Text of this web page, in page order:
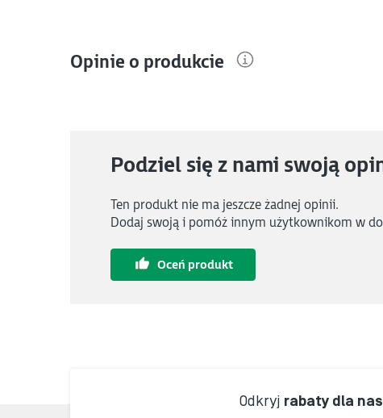
Opinie o produkcie
Podziel się z nami swoją
Ten produkt nie ma jeszcze żadnej opinii.
Dodaj swoją i pomóż innym użytkownikom w
Oceń produkt
Odkryj rabaty dla